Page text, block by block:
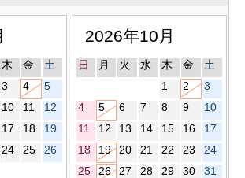
木 金
土
3 4
5
10 11
12
17 18
19
24 25
26
2026年10月
日 月 火 水 木 金
土
1
2
3
4
5 6 7 8 9
10
11
12 13 14 15 16
17
18
19 20 21 22 23
24
25
26 27 28 29 30 31